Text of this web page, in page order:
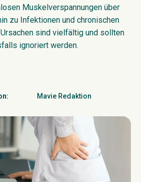
Muskelverspannungen über
zu Infektionen und chronischen
sind vielfältig und sollten
ignoriert werden.
: Mavie Redaktion